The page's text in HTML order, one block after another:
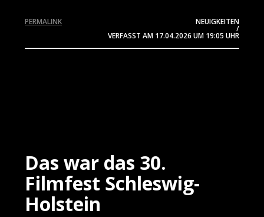
NEUIGKEITEN
/
VERFASST AM 17.04.2026 UM 19:05 UHR
PERMALINK
Das war das 30.
Filmfest Schleswig-
Holstein